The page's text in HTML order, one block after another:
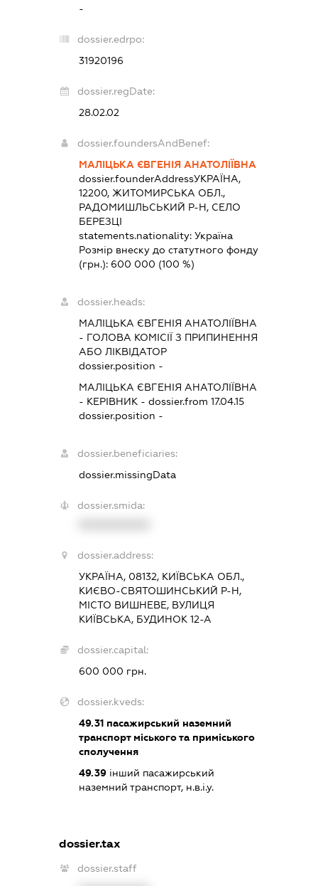
-
dossier.edrpo:
31920196
dossier.regDate:
28.02.02
dossier.foundersAndBenef:
МАЛІЦЬКА ЄВГЕНІЯ АНАТОЛІЇВНА
dossier.founderAddressУКРАЇНА,
12200, ЖИТОМИРСЬКА ОБЛ.,
РАДОМИШЛЬСЬКИЙ Р-Н, СЕЛО
БЕРЕЗЦІ
statements.nationality: Україна
Розмір внеску до статутного фонду
(грн.): 600 000 (100 %)
dossier.heads:
МАЛІЦЬКА ЄВГЕНІЯ АНАТОЛІЇВНА
- ГОЛОВА КОМІСІЇ З ПРИПИНЕННЯ
АБО ЛІКВІДАТОР
dossier.position -
МАЛІЦЬКА ЄВГЕНІЯ АНАТОЛІЇВНА
- КЕРІВНИК- dossier.from 17.04.15
dossier.position -
dossier.beneficiaries:
dossier.missingData
dossier.smida:
dossier.address:
УКРАЇНА, 08132, КИЇВСЬКА ОБЛ.,
КИЄВО-СВЯТОШИНСЬКИЙ Р-Н,
МІСТО ВИШНЕВЕ, ВУЛИЦЯ
КИЇВСЬКА, БУДИНОК 12-А
dossier.capital:
600 000 грн.
dossier.kveds:
49.31пасажирський наземний
транспорт міського та приміського
сполучення
49.39інший пасажирський
наземний транспорт, н.в.і.у.
dossier.tax
dossier.staff